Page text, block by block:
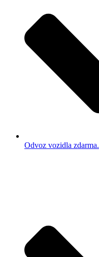
Odvoz vozidla zdarma.